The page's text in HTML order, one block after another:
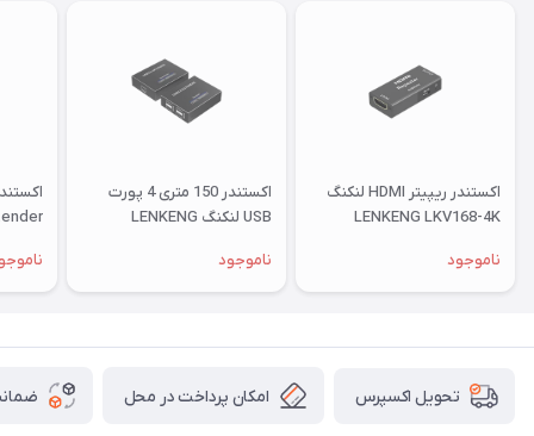
اکستندر ریپیتر HDMI لنکنگ
LENKENG LKV168-4K
ناموجود
اکستندر 150 متری 4 پورت
USB لنکنگ LENKENG
ناموجود
تحویل اکسپرس امکان پرداخت در محل